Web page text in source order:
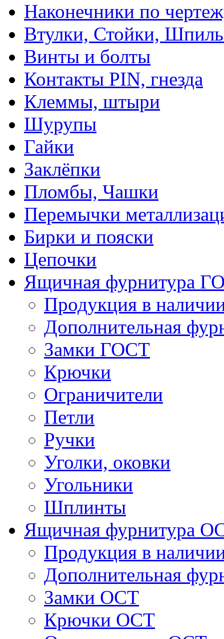
Наконечники по
Втулки, Стойки,
Винты и болты
Контакты PIN, гнезда
Клеммы, штыри
Шурупы
Гайки
Заклёпки
Пломбы, Чашки
Перемычки
Бирки и пояски
Цепочки
Ящичная фурнитура
Продукция в
Дополнительная
Замки ГОСТ
Крючки
Ограничители
Петли
Ручки
Уголки, оковки
Угольники
Шплинты
Ящичная фурнитура
Продукция в
Дополнительная
Замки ОСТ
Крючки ОСТ